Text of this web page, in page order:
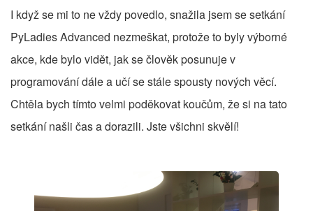
I když se mi to ne vždy povedlo, snažila jsem se setkání
PyLadies Advanced nezmeškat, protože to byly výborné
akce, kde bylo vidět, jak se člověk posunuje v
programování dále a učí se stále spousty nových věcí.
Chtěla bych tímto velmi poděkovat koučům, že si na tato
setkání našli čas a dorazili. Jste všichni skvělí!